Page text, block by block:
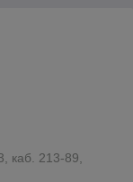
каб. 213-89,